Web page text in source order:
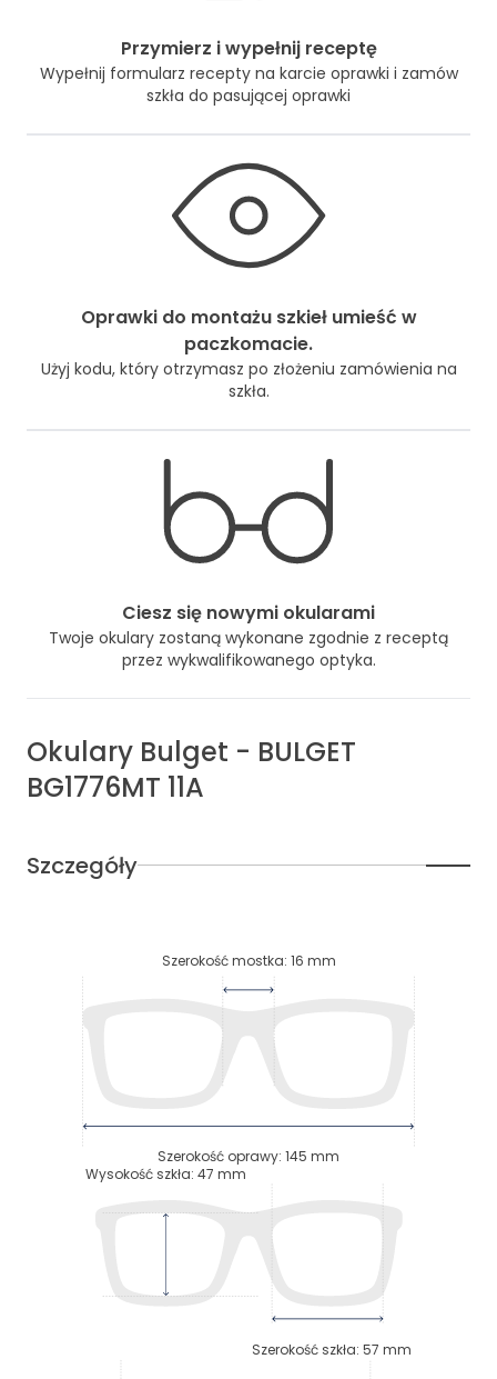
Przymierz i wypełnij receptę
Wypełnij formularz recepty na karcie oprawki i zamów
szkła do pasującej oprawki
Oprawki do montażu szkieł umieść w
paczkomacie.
Użyj kodu, który otrzymasz po złożeniu zamówienia na
szkła.
Ciesz się nowymi okularami
Twoje okulary zostaną wykonane zgodnie z receptą
przez wykwalifikowanego optyka.
Okulary Bulget - BULGET
BG1776MT 11A
Szczegóły
Szerokość mostka: 16 mm
Szerokość oprawy: 145 mm
Wysokość szkła: 47 mm
Szerokość szkła: 57 mm